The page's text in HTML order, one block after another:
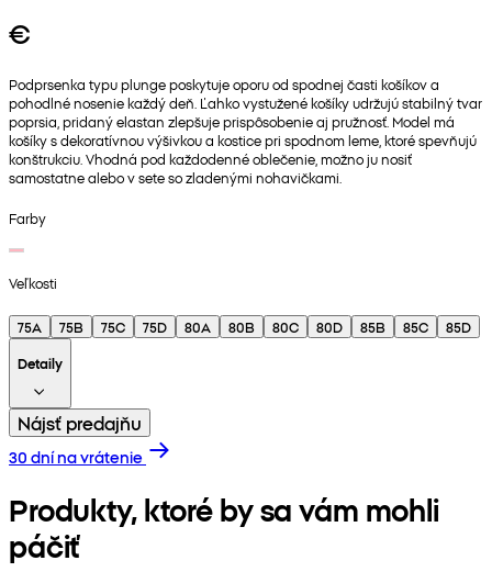
€
Podprsenka typu plunge poskytuje oporu od spodnej časti košíkov a
pohodlné nosenie každý deň. Ľahko vystužené košíky udržujú stabilný tvar
poprsia, pridaný elastan zlepšuje prispôsobenie aj pružnosť. Model má
košíky s dekoratívnou výšivkou a kostice pri spodnom leme, ktoré spevňujú
konštrukciu. Vhodná pod každodenné oblečenie, možno ju nosiť
samostatne alebo v sete so zladenými nohavičkami.
Farby
Veľkosti
75A 75B 75C 75D 80A 80B 80C 80D 85B 85C
85D
Detaily
Nájsť predajňu
30 dní na vrátenie
Produkty, ktoré by sa vám mohli
páčiť